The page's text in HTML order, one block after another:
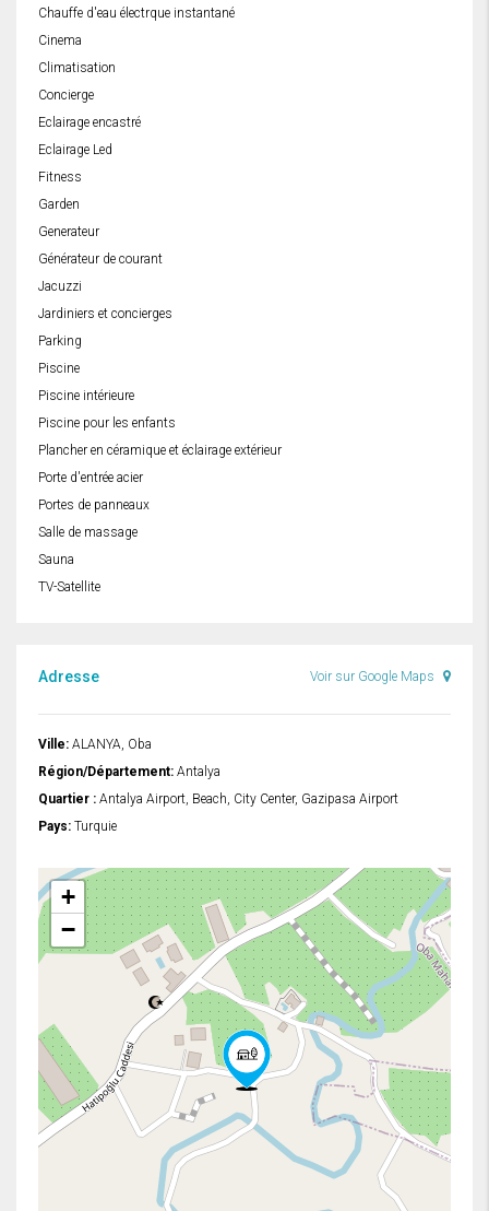
Chauffe d'eau électrque instantané
Cinema
Climatisation
Concierge
Eclairage encastré
Eclairage Led
Fitness
Garden
Generateur
Générateur de courant
Jacuzzi
Jardiniers et concierges
Parking
Piscine
Piscine intérieure
Piscine pour les enfants
Plancher en céramique et éclairage extérieur
Porte d'entrée acier
Portes de panneaux
Salle de massage
Sauna
TV-Satellite
Adresse Voir sur Google Maps
Ville: ALANYA, Oba
Région/Département: Antalya
Quartier : Antalya Airport, Beach, City Center, Gazipasa Airport
Pays: Turquie
+
−